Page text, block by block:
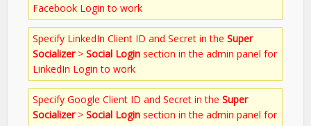
Facebook Login to work
Specify LinkedIn Client ID and Secret in theSuper
Socializer>Social Login section in the admin panel for
LinkedIn Login to work
Specify Google Client ID and Secret in theSuper
Socializer>Social Login section in the admin panel for